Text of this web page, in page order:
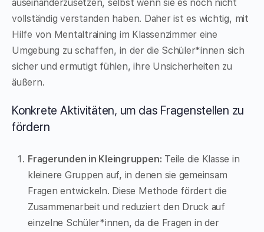
auseinanderzusetzen, selbst wenn sie es noch nicht
vollständig verstanden haben. Daher ist es wichtig, mit
Hilfe von Mentaltraining im Klassenzimmer eine
Umgebung zu schaffen, in der die Schüler*innen sich
sicher und ermutigt fühlen, ihre Unsicherheiten zu
äußern.
Konkrete Aktivitäten, um das Fragenstellen zu
fördern
Fragerunden in Kleingruppen: Teile die Klasse in
kleinere Gruppen auf, in denen sie gemeinsam
Fragen entwickeln. Diese Methode fördert die
Zusammenarbeit und reduziert den Druck auf
einzelne Schüler*innen, da die Fragen in der